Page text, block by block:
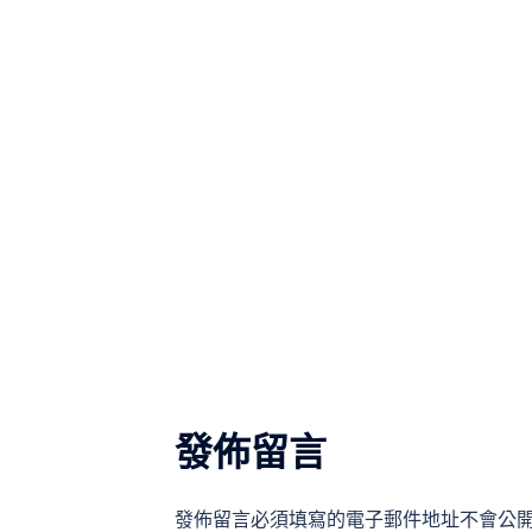
發佈留言
發佈留言必須填寫的電子郵件地址不會公